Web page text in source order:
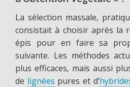
La sélection massale,
consistait à choisir après la
épis pour en faire sa
suivante. Les méthodes
plus efficaces, mais aussi
de lignées pures et d’